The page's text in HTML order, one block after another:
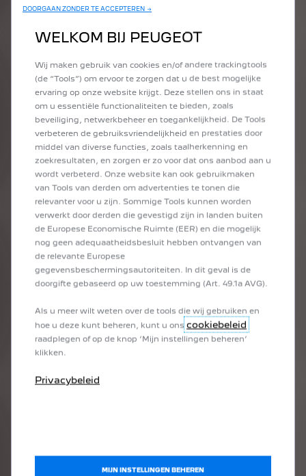
combineren met comfort
• Rijhulpsystemen voor ongeëvenaard rijcomfort
KIES EEN PRESTIGIEUZE
EN FUNCTIONELE
STATIONWAGEN
VORIGE
DOORGAAN ZONDER TE ACCEPTEREN →
WELKOM BIJ PEUGEOT
Wij maken gebruik van cookies en/of andere trackingtools
(de “Tools”) om ervoor te zorgen dat u de best mogelijke
ervaring op onze website krijgt. Deze stellen ons in staat
om u essentiële functionaliteiten te bieden, zoals
beveiliging, netwerkbeheer en toegankelijkheid. De Tools
verbeteren de gebruiksvriendelijkheid en prestaties door
middel van diverse functies, zoals taalherkenning en
zoekresultaten, en zorgen er zo voor dat ons aanbod aan u
wordt verbeterd. Onze website kan ook gebruikmaken
van Tools van derden om advertenties te tonen die
relevanter voor u zijn. Sommige Tools kunnen worden
verwerkt door derden die gevestigd zijn in landen buiten
de Europese Economische Ruimte (EER) en die mogelijk
nog geen adequaatheidsbesluit hebben ontvangen van
de relevante Europese
gegevensbeschermingsautoriteiten. In dit geval is de
doorgifte gebaseerd op uw toestemming (Art. 49.1a AVG).
Als u meer wilt weten over de tools die wij gebruiken en
hoe u deze kunt beheren, kunt u ons cookiebeleid
raadplegen of op de knop ‘Mijn instellingen beheren’
klikken.
Privacybeleid
MIJN INSTELLINGEN BEHEREN